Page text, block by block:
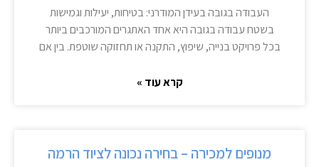
העבודה בגובה בעידן המודרני: בטיחות, יעילות וגמישות
בשטח עבודה בגובה היא אחד האתגרים המורכבים ביותר
בכל פרויקט בנייה, שיפוץ, התקנה או תחזוקה שוטפת. בין אם
קרא עוד »
מנופים למכירה – בחירה נכונה לציוד הרמה